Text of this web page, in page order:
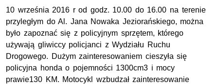
10 września 2016 r od godz. 10.00 do 16.00 na terenie
przyległym do Al. Jana Nowaka Jeziorańskiego, można
było zapoznać się z policyjnym sprzętem, którego
używają gliwiccy policjanci z Wydziału Ruchu
Drogowego. Dużym zainteresowaniem cieszyła się
policyjna honda o pojemności 1300cm3 i mocy
prawie130 KM. Motocykl wzbudzał zainteresowanie